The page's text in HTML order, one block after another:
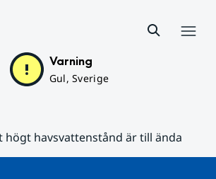
Varning
Gul, Sverige
havsvattenstånd är till ända